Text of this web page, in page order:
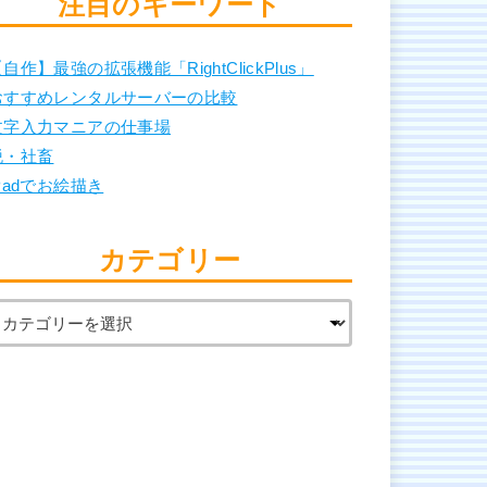
自作】最強の拡張機能「RightClickPlus」
すすめレンタルサーバーの比較
字入力マニアの仕事場
・社畜
でお絵描き
カテゴリー